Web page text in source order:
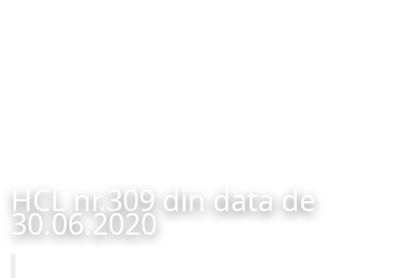
HCL nr.309 din data de
30.06.2020